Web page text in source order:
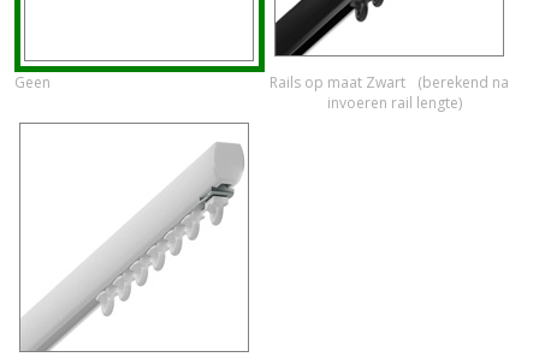
Geen Rails op maat Zwart
(berekend na
invoeren rail lengte)